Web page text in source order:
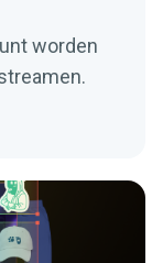
worden